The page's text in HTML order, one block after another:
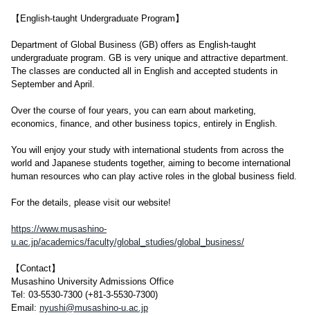
【English-taught Undergraduate Program】
Department of Global Business (GB) offers as English-taught
undergraduate program. GB is very unique and attractive department.
The classes are conducted all in English and accepted students in
September and April.
Over the course of four years, you can earn about marketing,
economics, finance, and other business topics, entirely in English.
You will enjoy your study with international students from across the
world and Japanese students together, aiming to become international
human resources who can play active roles in the global business field.
For the details, please visit our website!
https://www.musashino-
u.ac.jp/academics/faculty/global_studies/global_business/
【Contact】
Musashino University Admissions Office
Tel: 03-5530-7300 (+81-3-5530-7300)
Email: nyushi@musashino-u.ac.jp